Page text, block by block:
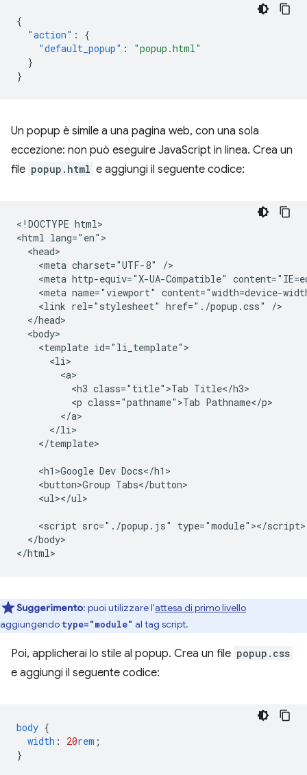
{
"action" :
{
"default_popup" :
"popup.html"
}
}
Un popup è simile a una pagina web, con una sola
eccezione: non può eseguire JavaScript in linea. Crea un
file popup.html e aggiungi il seguente codice:
<!DOCTYPE html>
<html lang="en">
  <head>
    <meta charset="UTF-8" />
<meta http-equiv="X-UA-Compatible"
<meta name="viewport" content="width=device-
    <link rel="stylesheet" href="./popup.css" />
  </head>
  <body>
    <template id="li_template">
      <li>
        <a>
          <h3 class="title">Tab Title</h3>
          <p class="pathname">Tab Pathname</p>
        </a>
      </li>
    </template>
    <h1>Google Dev Docs</h1>
    <button>Group Tabs</button>
    <ul></ul>
    <script src="./popup.js" type="module"></script>
  </body>
Suggerimento: puoi utilizzare l'attesa di primo livello
aggiungendo type="module" al tag script.
Poi, applicherai lo stile al popup. Crea un file popup.css
e aggiungi il seguente codice:
body {
width : 20rem ;
}